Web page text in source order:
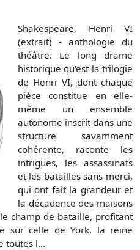
Shakespeare, Henri VI
(extrait) - anthologie du
théâtre. Le long drame
historique qu'est la trilogie
de Henri VI, dont chaque
pièce constitue en elle-
même un ensemble
autonome inscrit dans une
structure savamment
cohérente, raconte les
intrigues, les assassinats
et les batailles sans-merci,
qui ont fait la grandeur et
la décadence des maisons
champ de bataille, profitant
sur celle de York, la reine
toutes l...